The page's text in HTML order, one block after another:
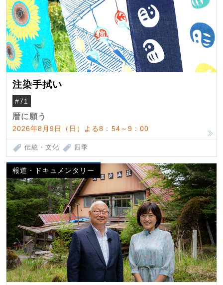
注染手拭い
#71
暦に願う
2026年8月9日（日）よる8：54～9：00
伝統・文化 四季
報道・ドキュメンタリー